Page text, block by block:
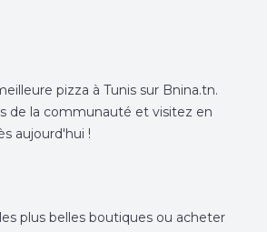
pizza à Tunis sur Bnina.tn.
de la communauté et visitez en
aujourd'hui !
plus belles boutiques ou acheter